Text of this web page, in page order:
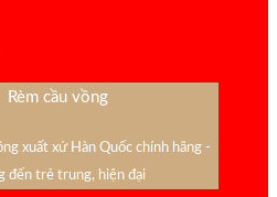
Rèm cầu vồng
xuất xứ Hàn Quốc chính hãng -
đến trẻ trung, hiện đại